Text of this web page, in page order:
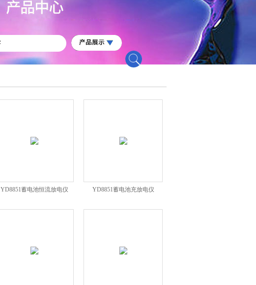
YD8851蓄电池恒流放电仪 YD8851蓄电池充放电仪